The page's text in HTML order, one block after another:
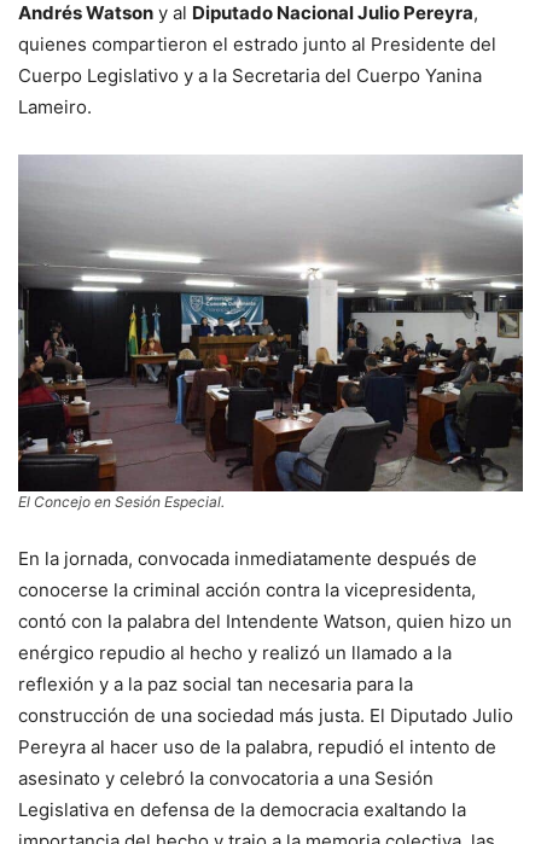
Andrés Watson y al Diputado Nacional Julio Pereyra,
quienes compartieron el estrado junto al Presidente del
Cuerpo Legislativo y a la Secretaria del Cuerpo Yanina
Lameiro.
El Concejo en Sesión Especial.
En la jornada, convocada inmediatamente después de
conocerse la criminal acción contra la vicepresidenta,
contó con la palabra del Intendente Watson, quien hizo un
enérgico repudio al hecho y realizó un llamado a la
reflexión y a la paz social tan necesaria para la
construcción de una sociedad más justa. El Diputado Julio
Pereyra al hacer uso de la palabra, repudió el intento de
asesinato y celebró la convocatoria a una Sesión
Legislativa en defensa de la democracia exaltando la